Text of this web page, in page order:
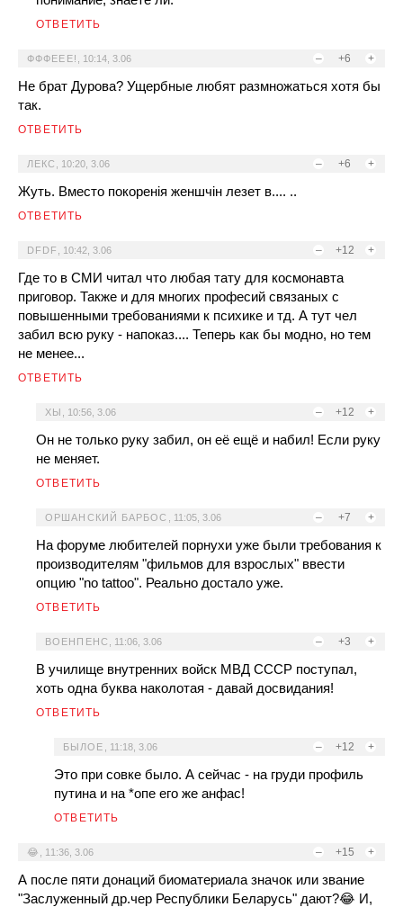
ОТВЕТИТЬ
– +6 +
ФФФЕЕЕ! 10:14, 3.06
Не брат Дурова? Ущербные любят размножаться хотя бы
так.
ОТВЕТИТЬ
– +6 +
ЛЕКС 10:20, 3.06
Жуть. Вместо покоренія женшчін лезет в.... ..
ОТВЕТИТЬ
– +12 +
DFDF 10:42, 3.06
Где то в СМИ читал что любая тату для космонавта
приговор. Также и для многих професий связаных с
повышенными требованиями к психике и тд. А тут чел
забил всю руку - напоказ.... Теперь как бы модно, но тем
не менее...
ОТВЕТИТЬ
– +12 +
ХЫ 10:56, 3.06
Он не только руку забил, он её ещё и набил! Если руку
не меняет.
ОТВЕТИТЬ
– +7 +
ОРШАНСКИЙ БАРБОС 11:05, 3.06
На форуме любителей порнухи уже были требования к
производителям "фильмов для взрослых" ввести
опцию "no tattoo". Реально достало уже.
ОТВЕТИТЬ
– +3 +
ВОЕНПЕНС 11:06, 3.06
В училище внутренних войск МВД СССР поступал,
хоть одна буква наколотая - давай досвидания!
ОТВЕТИТЬ
– +12 +
БЫЛОЕ 11:18, 3.06
Это при совке было. А сейчас - на груди профиль
путина и на *опе его же анфас!
ОТВЕТИТЬ
– +15 +
😂 11:36, 3.06
А после пяти донаций биоматериала значок или звание
"Заслуженный др.чер Республики Беларусь" дают?😂 И,